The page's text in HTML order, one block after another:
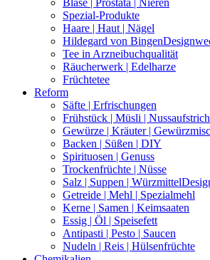
Blase | Prostata | Nieren
Spezial-Produkte
Haare | Haut | Nägel
Hildegard von Bingen
Tee in Arzneibuchqualität
Räucherwerk | Edelharze
Früchtetee
Reform
Säfte | Erfrischungen
Frühstück | Müsli |
Gewürze | Kräuter |
Backen | Süßen | DIY
Spirituosen | Genuss
Trockenfrüchte | Nüsse
Salz | Suppen | Würzmittel
Getreide | Mehl | Spezialmehl
Kerne | Samen | Keimsaaten
Essig | Öl | Speisefett
Antipasti | Pesto | Saucen
Nudeln | Reis | Hülsenfrüchte